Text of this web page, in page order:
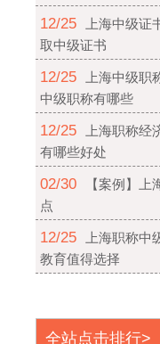
12/25
上海中级
取中级证书
12/25
上海中级
中级职称有哪些
12/25
上海职称
有哪些好处
02/30
【案例】
点
12/25
上海职称
教育值得选择
全站点击排行>